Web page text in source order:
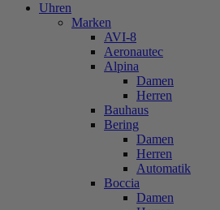
Uhren
Marken
AVI-8
Aeronautec
Alpina
Damen
Herren
Bauhaus
Bering
Damen
Herren
Automatik
Boccia
Damen